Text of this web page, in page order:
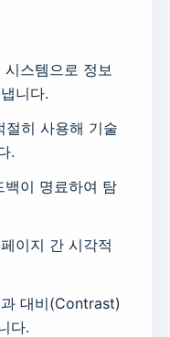
스템으로 정보
니다.
절히 사용해 기술
.
백이 명료하여 탐
이지 간 시각적
대비(Contrast)
다.